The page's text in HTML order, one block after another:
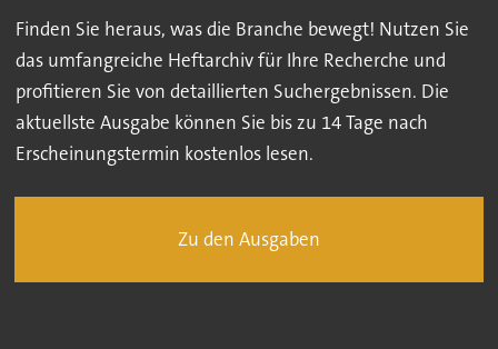
Finden Sie heraus, was die Branche bewegt! Nutzen Sie
das umfangreiche Heftarchiv für Ihre Recherche und
profitieren Sie von detaillierten Suchergebnissen. Die
aktuellste Ausgabe können Sie bis zu 14 Tage nach
Erscheinungstermin kostenlos lesen.
Zu den Ausgaben